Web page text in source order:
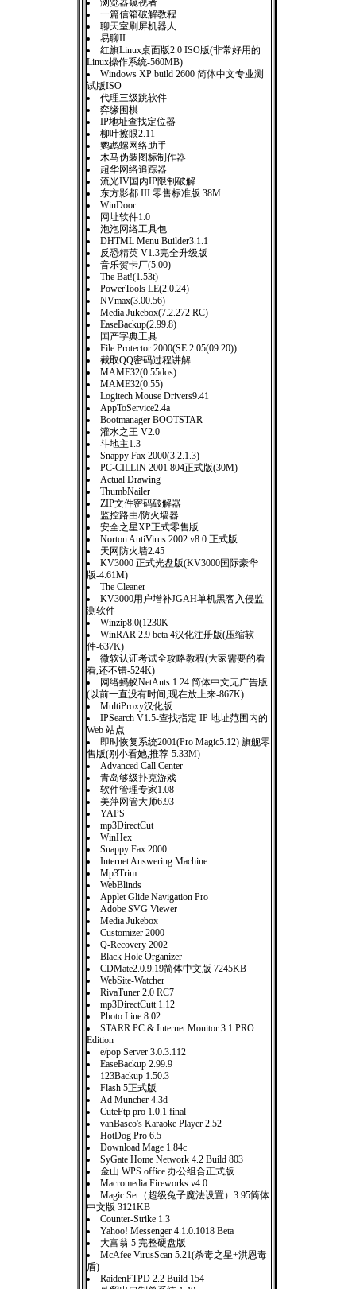
浏览器窥视者
一篇信箱破解教程
聊天室刷屏机器人
易聊II
红旗Linux桌面版2.0 ISO版(非常好用的
Linux操作系统-560MB)
Windows XP build 2600 简体中文专业测
试版ISO
代理三级跳软件
弈缘围棋
IP地址查找定位器
柳叶擦眼2.11
鹦鹉螺网络助手
木马伪装图标制作器
超华网络追踪器
流光IV国内IP限制破解
东方影都 III 零售标准版 38M
WinDoor
网址软件1.0
泡泡网络工具包
DHTML Menu Builder3.1.1
反恐精英 V1.3完全升级版
音乐贺卡厂(5.00)
The Bat!(1.53t)
PowerTools LE(2.0.24)
NVmax(3.00.56)
Media Jukebox(7.2.272 RC)
EaseBackup(2.99.8)
国产字典工具
File Protector 2000(SE 2.05(09.20))
截取QQ密码过程讲解
MAME32(0.55dos)
MAME32(0.55)
Logitech Mouse Drivers9.41
AppToService2.4a
Bootmanager BOOTSTAR
灌水之王 V2.0
斗地主1.3
Snappy Fax 2000(3.2.1.3)
PC-CILLIN 2001 804正式版(30M)
Actual Drawing
ThumbNailer
ZIP文件密码破解器
监控路由/防火墙器
安全之星XP正式零售版
Norton AntiVirus 2002 v8.0 正式版
天网防火墙2.45
KV3000 正式光盘版(KV3000国际豪华
版-4.61M)
The Cleaner
KV3000用户增补JGAH单机黑客入侵监
测软件
Winzip8.0(1230K
WinRAR 2.9 beta 4汉化注册版(压缩软
件-637K)
微软认证考试全攻略教程(大家需要的看
看,还不错-524K)
网络蚂蚁NetAnts 1.24 简体中文无广告版
(以前一直没有时间,现在放上来-867K)
MultiProxy汉化版
IPSearch V1.5-查找指定 IP 地址范围内的
Web 站点
即时恢复系统2001(Pro Magic5.12) 旗舰零
售版(别小看她,推荐-5.33M)
Advanced Call Center
青岛够级扑克游戏
软件管理专家1.08
美萍网管大师6.93
YAPS
mp3DirectCut
WinHex
Snappy Fax 2000
Internet Answering Machine
Mp3Trim
WebBlinds
Applet Glide Navigation Pro
Adobe SVG Viewer
Media Jukebox
Customizer 2000
Q-Recovery 2002
Black Hole Organizer
CDMate2.0.9.19简体中文版 7245KB
WebSite-Watcher
RivaTuner 2.0 RC7
mp3DirectCutt 1.12
Photo Line 8.02
STARR PC & Internet Monitor 3.1 PRO
Edition
e/pop Server 3.0.3.112
EaseBackup 2.99.9
123Backup 1.50.3
Flash 5正式版
Ad Muncher 4.3d
CuteFtp pro 1.0.1 final
vanBasco's Karaoke Player 2.52
HotDog Pro 6.5
Download Mage 1.84c
SyGate Home Network 4.2 Build 803
金山 WPS office 办公组合正式版
Macromedia Fireworks v4.0
Magic Set（超级兔子魔法设置）3.95简体
中文版 3121KB
Counter-Strike 1.3
Yahoo! Messenger 4.1.0.1018 Beta
大富翁 5 完整硬盘版
McAfee VirusScan 5.21(杀毒之星+洪恩毒
盾)
RaidenFTPD 2.2 Build 154